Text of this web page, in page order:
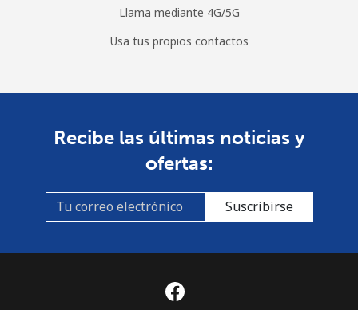
Llama mediante 4G/5G
Usa tus propios contactos
Recibe las últimas noticias y
ofertas:
Suscribirse